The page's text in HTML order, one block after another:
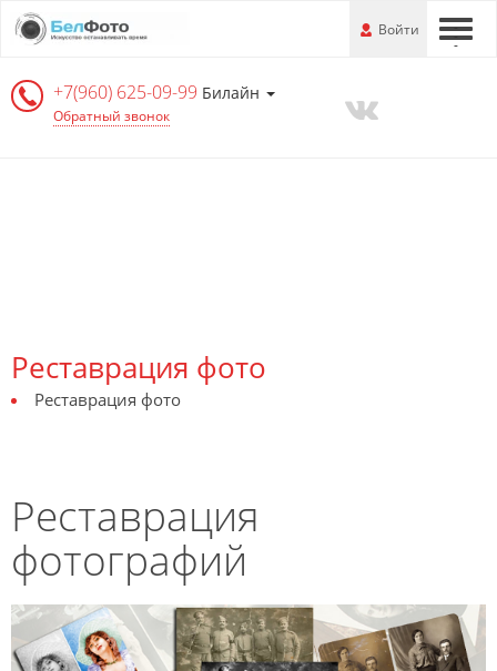
Перейти
к
информации
---
Войти
+7(960) 625-09-99 Билайн
Обратный звонок
Реставрация фото
Реставрация фото
Реставрация
фотографий